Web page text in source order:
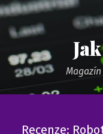
Recenze: